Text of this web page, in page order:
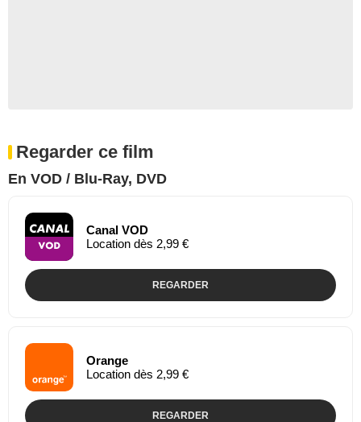
Regarder ce film
En VOD / Blu-Ray, DVD
Canal VOD
Location dès 2,99 €
REGARDER
Orange
Location dès 2,99 €
REGARDER